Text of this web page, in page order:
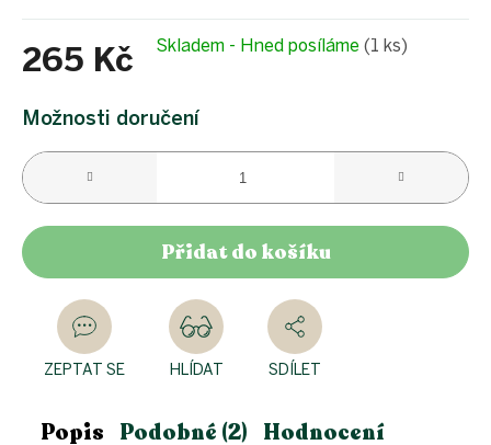
265 Kč
cena:
Skladem - Hned posíláme (1 ks)
Možnosti doručení
Přidat do košíku
ZEPTAT SE HLÍDAT SDÍLET
Popis Podobné (2) Hodnocení